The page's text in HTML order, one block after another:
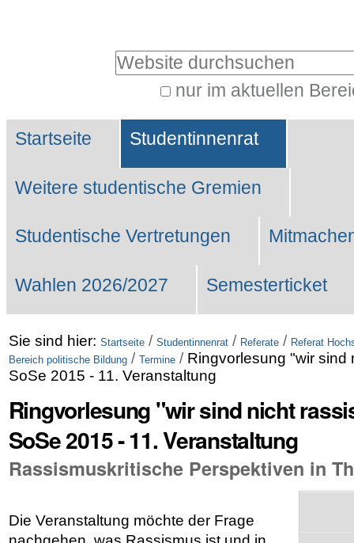
Website durchsuchen
nur im aktuellen
Suche…
Sektionen
Startseite Studentinnenrat
Weitere studentische Gremien
Studentische Vertretungen
Wahlen 2026/2027 Semesterticket
Sie sind hier: Startseite / Studentinnenrat / Referate / Referat
Bereich politische Bildung / Termine / Ringvorlesung "wir sind
SoSe 2015 - 11. Veranstaltung
Ringvorlesung "wir sind nicht
SoSe 2015 - 11. Veranstaltung
Rassismuskritische Perspektiven in
Die Veranstaltung möchte der Frage